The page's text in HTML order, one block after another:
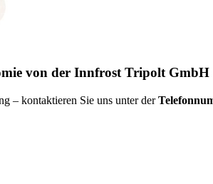
von der Innfrost Tripolt GmbH
– kontaktieren Sie uns unter der